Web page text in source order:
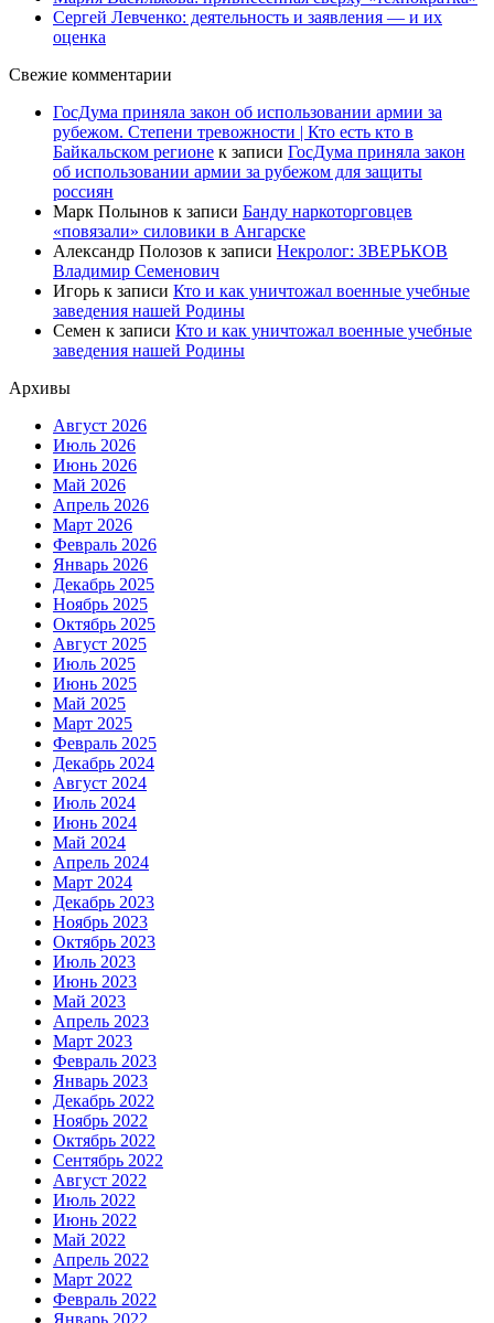
Сергей Левченко: деятельность и заявления — и их
оценка
Свежие комментарии
ГосДума приняла закон об использовании армии за
рубежом. Степени тревожности | Кто есть кто в
Байкальском регионе к записи ГосДума приняла закон
об использовании армии за рубежом для защиты
россиян
Марк Полынов к записи Банду наркоторговцев
«повязали» силовики в Ангарске
Александр Полозов к записи Некролог: ЗВЕРЬКОВ
Владимир Семенович
Игорь к записи Кто и как уничтожал военные учебные
заведения нашей Родины
Семен к записи Кто и как уничтожал военные учебные
заведения нашей Родины
Архивы
Август 2026
Июль 2026
Июнь 2026
Май 2026
Апрель 2026
Март 2026
Февраль 2026
Январь 2026
Декабрь 2025
Ноябрь 2025
Октябрь 2025
Август 2025
Июль 2025
Июнь 2025
Май 2025
Март 2025
Февраль 2025
Декабрь 2024
Август 2024
Июль 2024
Июнь 2024
Май 2024
Апрель 2024
Март 2024
Декабрь 2023
Ноябрь 2023
Октябрь 2023
Июль 2023
Июнь 2023
Май 2023
Апрель 2023
Март 2023
Февраль 2023
Январь 2023
Декабрь 2022
Ноябрь 2022
Октябрь 2022
Сентябрь 2022
Август 2022
Июль 2022
Июнь 2022
Май 2022
Апрель 2022
Март 2022
Февраль 2022